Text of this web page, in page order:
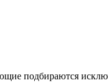
подбираются